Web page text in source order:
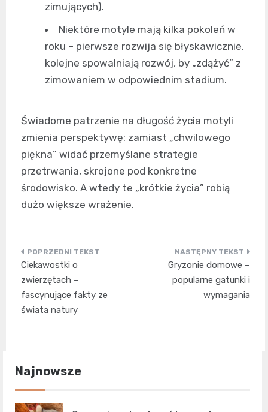
zimujących).
Niektóre motyle mają kilka pokoleń w
roku – pierwsze rozwija się błyskawicznie,
kolejne spowalniają rozwój, by „zdążyć” z
zimowaniem w odpowiednim stadium.
Świadome patrzenie na długość życia motyli
zmienia perspektywę: zamiast „chwilowego
piękna” widać przemyślane strategie
przetrwania, skrojone pod konkretne
środowisko. A wtedy te „krótkie życia” robią
dużo większe wrażenie.
Nawigacja
wpisu
Ciekawostki o
zwierzętach –
fascynujące fakty ze
świata natury
Gryzonie domowe –
popularne gatunki i
wymagania
Najnowsze